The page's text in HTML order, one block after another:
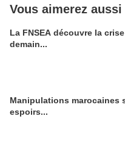
Vous aimerez aussi
La FNSEA découvre la
demain...
Manipulations marocaines
espoirs...